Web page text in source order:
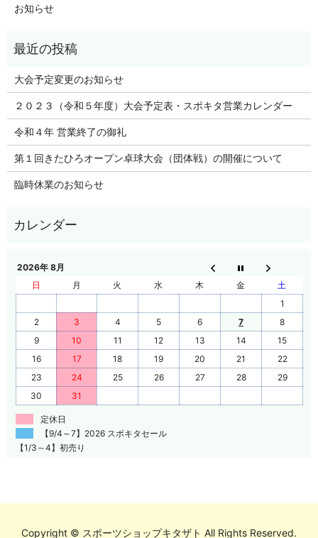
お知らせ
大会予定変更のお知らせ
２０２３（令和５年度）大会予定表・スポキタ営業カレンダー
令和４年 営業終了の御礼
第１回きたひろオープン卓球大会（団体戦）の開催について
臨時休業のお知らせ
2026年 8月
日
月 火 水 木 金
土
1
2
3 4 5 6 7
8
9
10 11 12 13 14
15
16
17 18 19 20 21
22
23
24 25 26 27 28
29
30
31
定休日
【9/4～7】2026 スポキタセール
【1/3～4】初売り
Copyright © スポーツショップキタザト All Rights Reserved.